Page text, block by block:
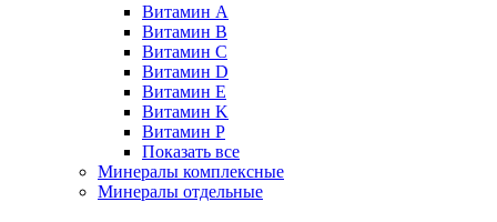
Витамин A
Витамин B
Витамин C
Витамин D
Витамин E
Витамин K
Витамин P
Показать все
Минералы комплексные
Минералы отдельные